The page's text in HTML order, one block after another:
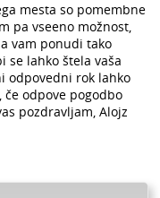
mesta so pomembne
pa vseeno možnost,
vam ponudi tako
se lahko štela vaša
odpovedni rok lahko
odpove pogodbo
pozdravljam, Alojz